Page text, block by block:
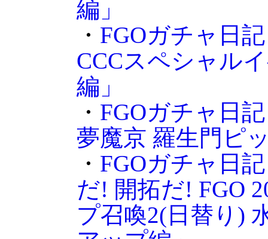
編」
・ FGOガチャ日
CCCスペシャル
編」
・ FGOガチャ日
夢魔京 羅生門ピ
・ FGOガチャ日
だ! 開拓だ! FGO
プ召喚2(日替り)